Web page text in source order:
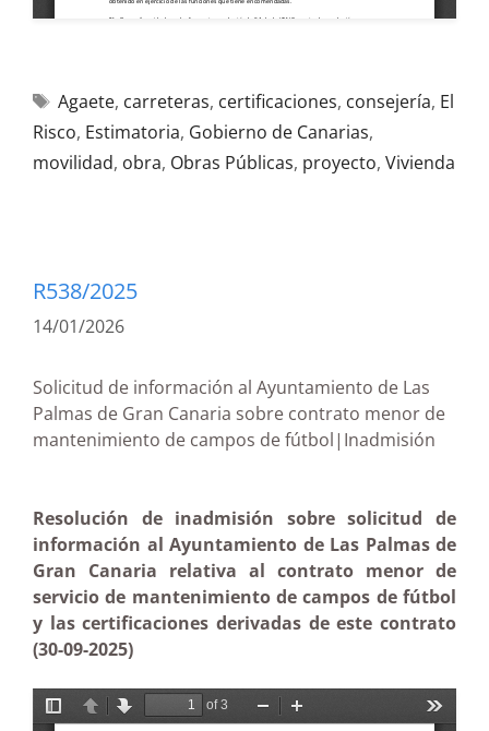
Agaete, carreteras, certificaciones, consejería, El
Risco, Estimatoria, Gobierno de Canarias,
movilidad, obra, Obras Públicas, proyecto, Vivienda
R538/2025
14/01/2026
Solicitud de información al Ayuntamiento de Las
Palmas de Gran Canaria sobre contrato menor de
mantenimiento de campos de fútbol|Inadmisión
Resolución de inadmisión sobre solicitud de
información al Ayuntamiento de Las Palmas de
Gran Canaria relativa al contrato menor de
servicio de mantenimiento de campos de fútbol
y las certificaciones derivadas de este contrato
(30-09-2025)